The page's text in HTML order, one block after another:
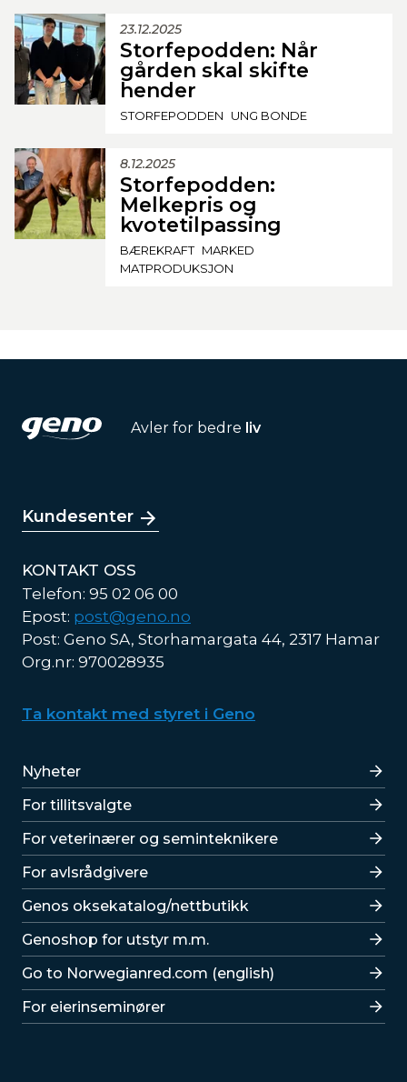
23.12.2025
Storfepodden: Når
gården skal skifte
hender
STORFEPODDEN UNG BONDE
8.12.2025
Storfepodden:
Melkepris og
kvotetilpassing
BÆREKRAFT MARKED
MATPRODUKSJON
Avler for bedre liv
Kundesenter
KONTAKT OSS
Telefon: 95 02 06 00
Epost: post@geno.no
Post: Geno SA, Storhamargata 44, 2317 Hamar
Org.nr: 970028935
Ta kontakt med styret i Geno
Lenker
Nyheter
For tillitsvalgte
For veterinærer og seminteknikere
For avlsrådgivere
Lenker
Genos oksekatalog/nettbutikk
Genoshop for utstyr m.m.
Go to Norwegianred.com (english)
For eierinseminører